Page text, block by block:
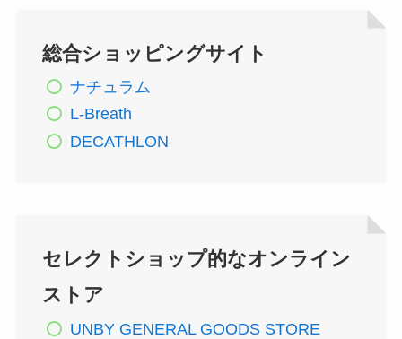
総合ショッピングサイト
ナチュラム
L-Breath
DECATHLON
セレクトショップ的なオンライン
ストア
UNBY GENERAL GOODS STORE